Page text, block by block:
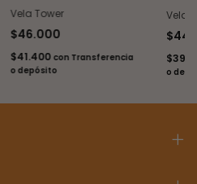
Vela Tower
$46.000
$41.400 con Transferencia
o depósito
Vela
o